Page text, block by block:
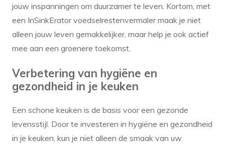
jouw inspanningen om duurzamer te leven. Kortom, met
een InSinkErator voedselrestenvermaler maak je niet
alleen jouw leven gemakkelijker, maar help je ook actief
mee aan een groenere toekomst.
Verbetering van hygiëne en
gezondheid in je keuken
Een schone keuken is de basis voor een gezonde
levensstijl. Door te investeren in hygiëne en gezondheid
in je keuken, kun je niet alleen de smaak van uw